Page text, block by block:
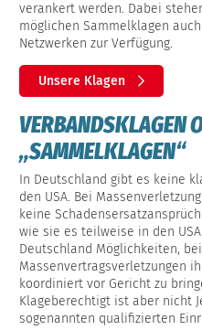
verankert werden. Dabei
möglichen Sammelklagen
Netzwerken zur Verfügung.
Unsere Klagen
VERBANDSKLAGEN
„SAMMELKLAGEN“
In Deutschland gibt es keine
den USA. Bei
keine
wie sie es teilweise in den
Deutschland Möglichkeiten,
Massenvertragsverletzungen
koordiniert vor Gericht zu
Klageberechtigt ist aber nicht
sogenannten qualifizierten